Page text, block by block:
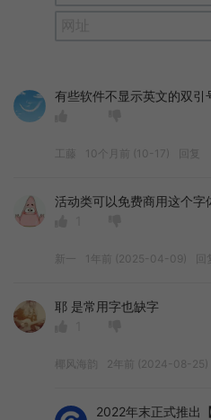
有些软件不显示英文的双引
10个月前 (10-17) 回复
活动类可以免费商用这个字
新一 1年前 (2025-04-09) 回
耶 是常用字也缺字
椰风海韵 2年前 (2024-08-25)
2022年末正式推出